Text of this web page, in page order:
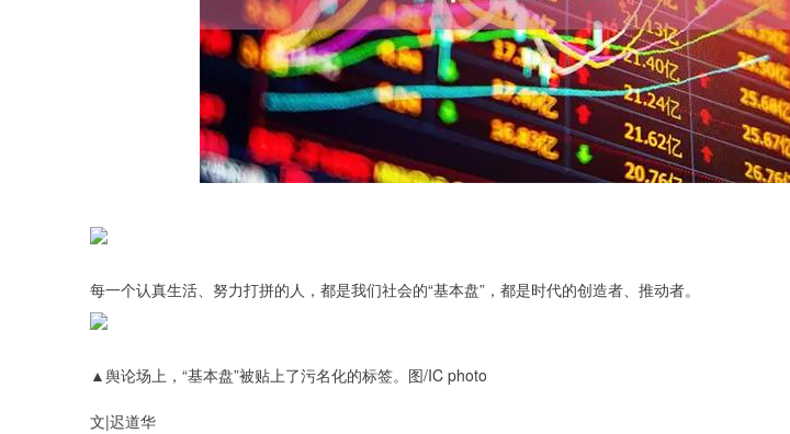
每一个认真生活、努力打拼的人，都是我们社会的“基本盘”，都是时代的创造者、推动者。
▲舆论场上，“基本盘”被贴上了污名化的标签。图/IC photo
文|迟道华